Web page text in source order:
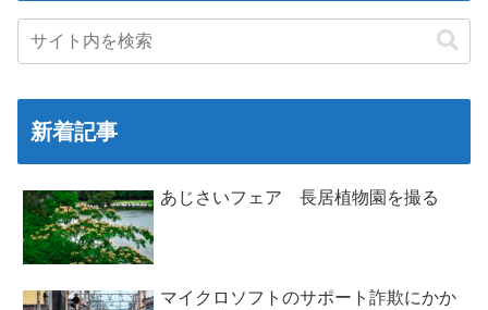
新着記事
あじさいフェア 長居植物園を撮る
マイクロソフトのサポート詐欺にかか